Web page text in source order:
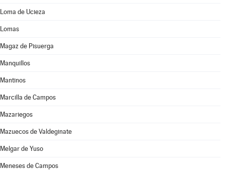
Loma de Ucieza
Lomas
Magaz de Pisuerga
Manquillos
Mantinos
Marcilla de Campos
Mazariegos
Mazuecos de Valdeginate
Melgar de Yuso
Meneses de Campos